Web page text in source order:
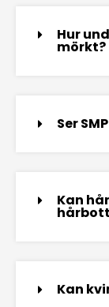
Hur
mörkt?
Ser
Kan
Kan